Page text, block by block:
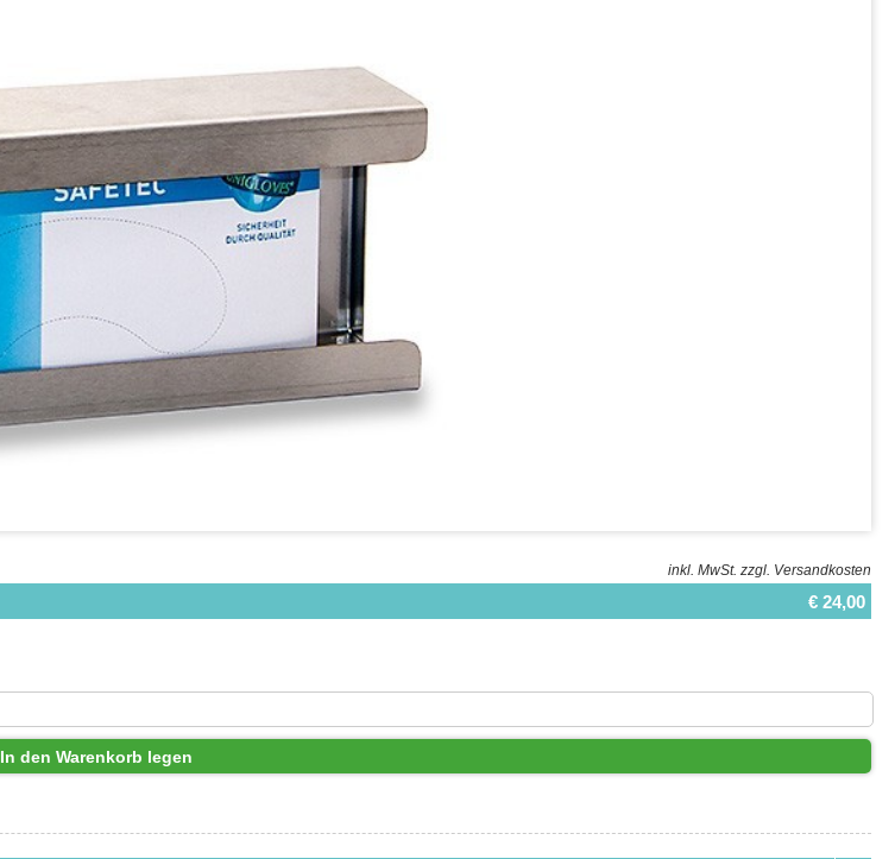
inkl. MwSt. zzgl. Versandkosten
€ 24,00
In den Warenkorb legen